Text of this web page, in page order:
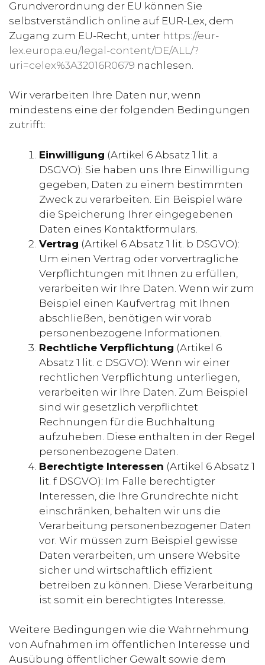
Grundverordnung der EU können Sie
selbstverständlich online auf EUR-Lex, dem
Zugang zum EU-Recht, unter https://eur-
lex.europa.eu/legal-content/DE/ALL/?
uri=celex%3A32016R0679 nachlesen.
Wir verarbeiten Ihre Daten nur, wenn
mindestens eine der folgenden Bedingungen
zutrifft:
Einwilligung (Artikel 6 Absatz 1 lit. a
DSGVO): Sie haben uns Ihre Einwilligung
gegeben, Daten zu einem bestimmten
Zweck zu verarbeiten. Ein Beispiel wäre
die Speicherung Ihrer eingegebenen
Daten eines Kontaktformulars.
Vertrag (Artikel 6 Absatz 1 lit. b DSGVO):
Um einen Vertrag oder vorvertragliche
Verpflichtungen mit Ihnen zu erfüllen,
verarbeiten wir Ihre Daten. Wenn wir zum
Beispiel einen Kaufvertrag mit Ihnen
abschließen, benötigen wir vorab
personenbezogene Informationen.
Rechtliche Verpflichtung (Artikel 6
Absatz 1 lit. c DSGVO): Wenn wir einer
rechtlichen Verpflichtung unterliegen,
verarbeiten wir Ihre Daten. Zum Beispiel
sind wir gesetzlich verpflichtet
Rechnungen für die Buchhaltung
aufzuheben. Diese enthalten in der Regel
personenbezogene Daten.
Berechtigte Interessen (Artikel 6 Absatz 1
lit. f DSGVO): Im Falle berechtigter
Interessen, die Ihre Grundrechte nicht
einschränken, behalten wir uns die
Verarbeitung personenbezogener Daten
vor. Wir müssen zum Beispiel gewisse
Daten verarbeiten, um unsere Website
sicher und wirtschaftlich effizient
betreiben zu können. Diese Verarbeitung
ist somit ein berechtigtes Interesse.
Weitere Bedingungen wie die Wahrnehmung
von Aufnahmen im öffentlichen Interesse und
Ausübung öffentlicher Gewalt sowie dem